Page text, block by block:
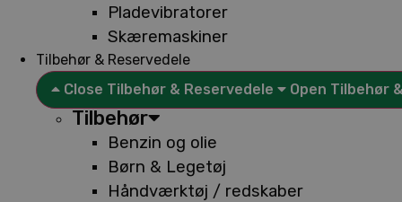
Pladevibratorer
Skæremaskiner
Tilbehør & Reservedele
Close Tilbehør & Reservedele
Open Tilbehør
Tilbehør
Benzin og olie
Børn & Legetøj
Håndværktøj / redskaber